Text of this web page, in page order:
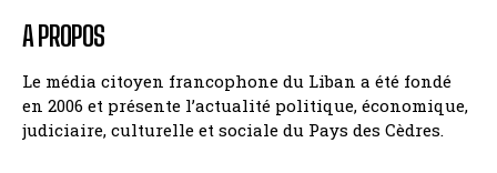
A PROPOS
Le média citoyen francophone du Liban a été fondé
en 2006 et présente l’actualité politique, économique,
judiciaire, culturelle et sociale du Pays des Cèdres.